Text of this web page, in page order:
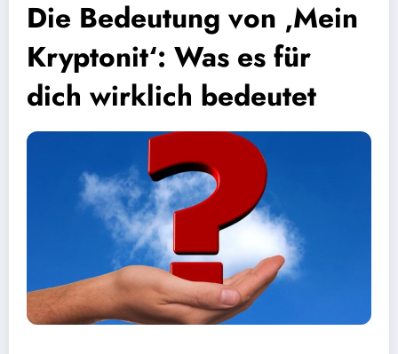
Die Bedeutung von ‚Mein
Kryptonit‘: Was es für
dich wirklich bedeutet